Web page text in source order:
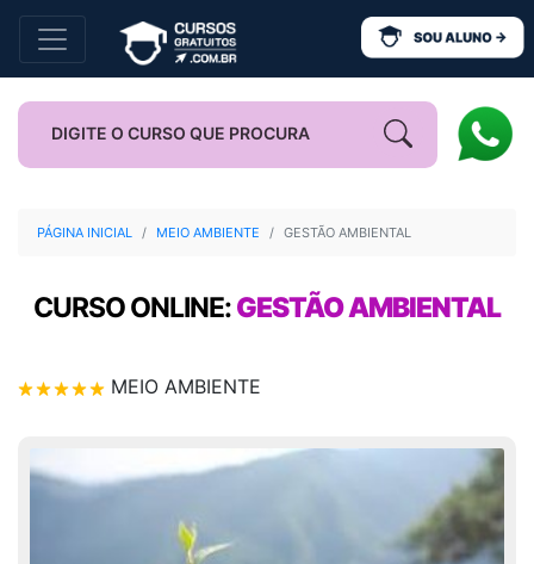
PÁGINA INICIAL MEIO AMBIENTE GESTÃO AMBIENTAL
CURSO ONLINE:GESTÃO AMBIENTAL
MEIO AMBIENTE